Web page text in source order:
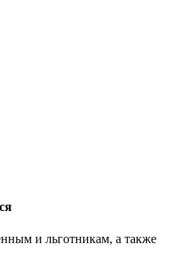
и льготникам, а также